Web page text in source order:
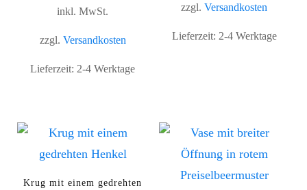
inkl. MwSt.
zzgl. Versandkosten
Lieferzeit:2-4 Werktage
zzgl.Versandkosten
Lieferzeit: 2-4 Werktage
Krug mit einem gedrehten